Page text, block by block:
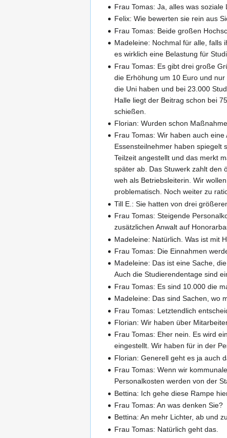
Frau Tomas: Ja, alles was soziale
Felix: Wie bewerten sie rein aus
Frau Tomas: Beide großen
Madeleine: Nochmal für alle, falls
es wirklich eine Belastung für
Frau Tomas: Es gibt drei große
die Erhöhung um 10 Euro und
die Uni haben und bei 23.000
Halle liegt der Beitrag schon bei
schießen.
Florian: Wurden schon
Frau Tomas: Wir haben auch
Essensteilnehmer haben spiegelt
Teilzeit angestellt und das merkt
später ab. Das Stuwerk zahlt den
weh als Betriebsleiterin. Wir
problematisch. Noch weiter zu
Till E.: Sie hatten von drei
Frau Tomas: Steigende
zusätzlichen Anwalt auf
Madeleine: Natürlich. Was ist mit
Frau Tomas: Die Einnahmen
Madeleine: Das ist eine Sache,
Auch die Studierendentage sind
Frau Tomas: Es sind 10.000 die
Madeleine: Das sind Sachen, wo
Frau Tomas: Letztendlich
Florian: Wir haben über
Frau Tomas: Eher nein. Es wird
eingestellt. Wir haben für in der
Florian: Generell geht es ja auch
Frau Tomas: Wenn wir
Personalkosten werden von der
Bettina: Ich gehe diese Rampe
Frau Tomas: An was denken Sie?
Bettina: An mehr Lichter, ab und
Frau Tomas: Natürlich geht das.